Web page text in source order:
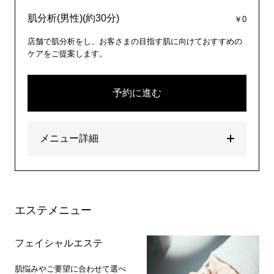
肌分析(男性)(約30分) ￥0
店舗で肌分析をし、お客さまの目指す肌に向けておすすめの
ケアをご提案します。
予約に進む
メニュー詳細
エステメニュー
フェイシャルエステ
肌悩みやご要望に合わせて選べ